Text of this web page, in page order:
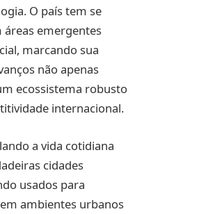
O país tem se
áreas emergentes
marcando sua
não apenas
ecossistema robusto
internacional.
a vida cotidiana
cidades
usados para
ambientes urbanos